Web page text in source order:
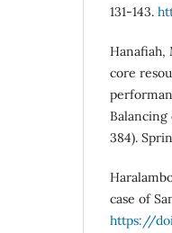
131-143.
Hanafiah,
core
Balancing
384).
case of
https://